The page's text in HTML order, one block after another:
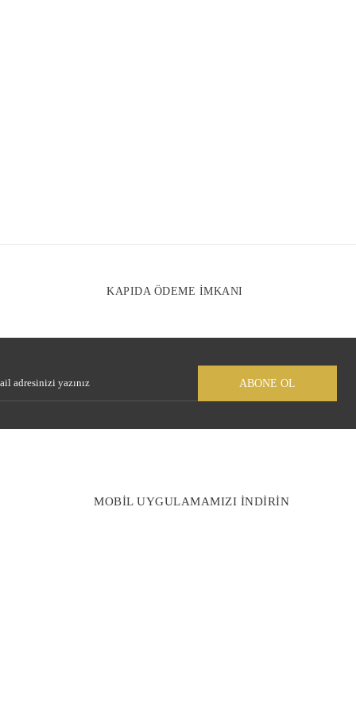
KAPIDA ÖDEME İMKANI
ABONE OL
MOBİL UYGULAMAMIZI İNDİRİN